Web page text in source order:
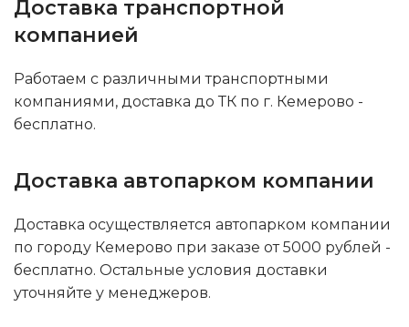
Доставка транспортной
компанией
Работаем с различными транспортными
компаниями, доставка до ТК по г. Кемерово -
бесплатно.
Доставка автопарком компании
Доставка осуществляется автопарком компании
по городу Кемерово при заказе от 5000 рублей -
бесплатно. Остальные условия доставки
уточняйте у менеджеров.